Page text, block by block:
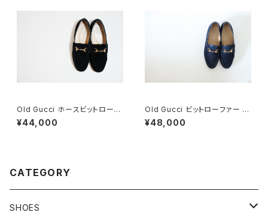
Old Gucci ホースビットローフ
ァー 6.5B スエードBK
¥44,000
Old Gucci ビットローファー 3
6C Navy Suede
¥48,000
CATEGORY
SHOES